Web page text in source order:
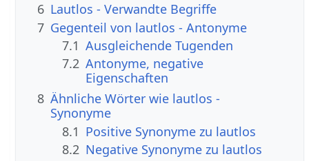
6 Lautlos - Verwandte Begriffe
7 Gegenteil von lautlos - Antonyme
7.1 Ausgleichende Tugenden
7.2 Antonyme, negative
Eigenschaften
8 Ähnliche Wörter wie lautlos -
Synonyme
8.1 Positive Synonyme zu lautlos
8.2 Negative Synonyme zu lautlos